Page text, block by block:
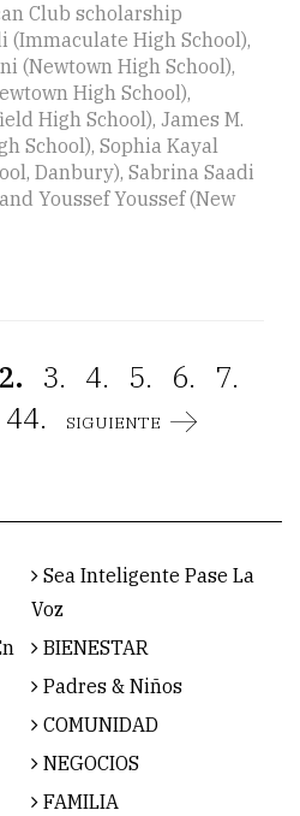
Club scholarship
(Immaculate High School),
(Newtown High School),
High School),
High School), James M.
School), Sophia Kayal
Danbury), Sabrina Saadi
Youssef Youssef (New
2. 3. 4. 5. 6.
7.
44. SIGUIENTE
Sea Inteligente Pase La
Voz
BIENESTAR
Padres & Niños
COMUNIDAD
NEGOCIOS
FAMILIA